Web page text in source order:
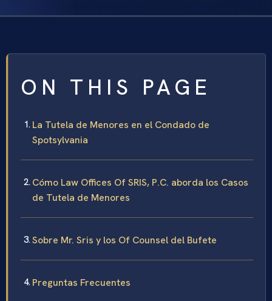
ON THIS PAGE
La Tutela de Menores en el Condado de
Spotsylvania
Cómo Law Offices Of SRIS, P.C. aborda los Casos
de Tutela de Menores
Sobre Mr. Sris y los Of Counsel del Bufete
Preguntas Frecuentes